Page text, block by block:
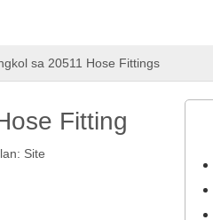
sa 20511 Hose Fittings
Fitting
Site